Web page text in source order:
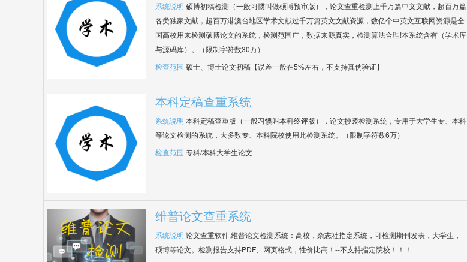
系统说明 硕博初稿检测（一般习惯叫做硕博预审版），论文查重检测上千万篇中文文献，超百万篇
各类独家文献，超百万港澳台地区学术文献过千万篇英文文献资源，数亿个中英文互联网资源是全
国高校用来检测硕博论文的系统，检测范围广，数据来源真实，检测算法合理!本系统含有（学术库
与源码库）。（限制字符数30万）
检查范围 硕士、博士论文初稿【误差一般在5%左右，不支持真伪验证】
本科定稿查重系统
系统说明 本科定稿查重版（一般习惯叫本科终评版），论文抄袭检测系统，专用于大学生专、本科
等论文检测的系统，大多数专、本科院校使用此检测系统。（限制字符数6万）
检查范围 专科/本科大学生论文
维普论文查重系统
系统说明 论文查重软件,维普论文检测系统：高校，杂志社指定系统，可检测期刊发表，大学生，
硕博等论文。检测报告支持PDF、网页格式，性价比高！--不支持指定院校！！！